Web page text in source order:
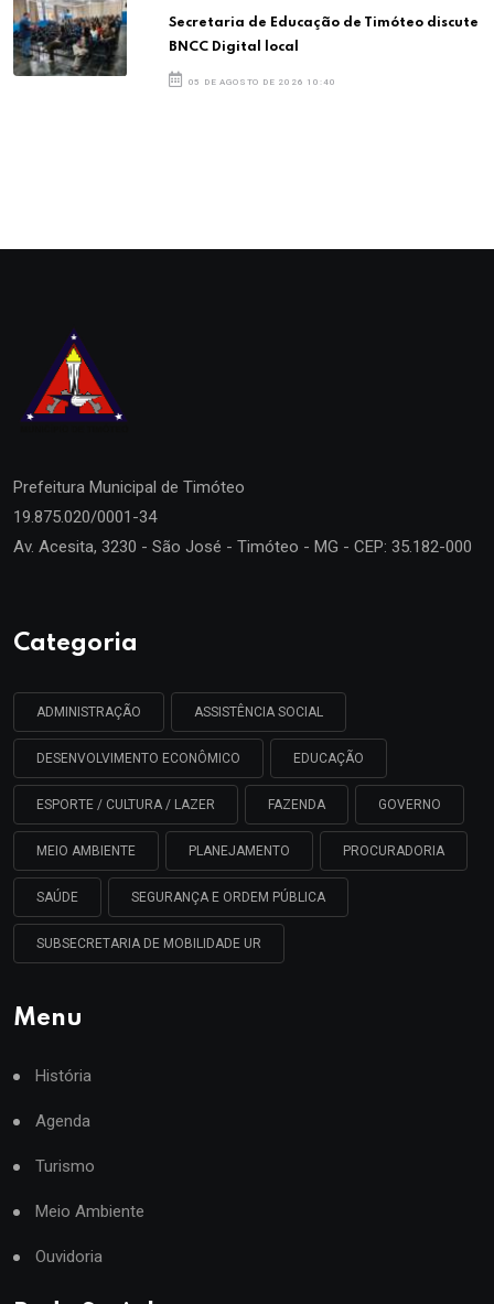
Secretaria de Educação de Timóteo discute
BNCC Digital local
05 DE AGOSTO DE 2026 10:40
Prefeitura Municipal de Timóteo
19.875.020/0001-34
Av. Acesita, 3230 - São José - Timóteo - MG - CEP: 35.182-000
Categoria
ADMINISTRAÇÃO ASSISTÊNCIA SOCIAL
DESENVOLVIMENTO ECONÔMICO EDUCAÇÃO
ESPORTE / CULTURA / LAZER FAZENDA GOVERNO
MEIO AMBIENTE PLANEJAMENTO PROCURADORIA
SAÚDE SEGURANÇA E ORDEM PÚBLICA
SUBSECRETARIA DE MOBILIDADE UR
Menu
História
Agenda
Turismo
Meio Ambiente
Ouvidoria